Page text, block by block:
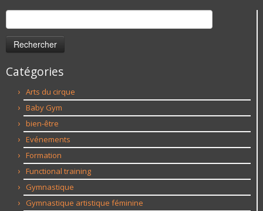
Rechercher :
Catégories
Arts du cirque
Baby Gym
bien-être
Evénements
Formation
Functional training
Gymnastique
Gymnastique artistique féminine